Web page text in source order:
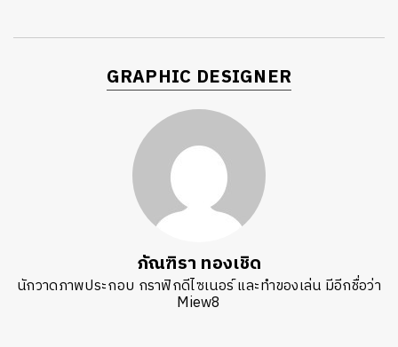
GRAPHIC DESIGNER
ภัณฑิรา ทองเชิด
นักวาดภาพประกอบ กราฟิกดีไซเนอร์ และทำของเล่น มีอีกชื่อว่า
Miew8